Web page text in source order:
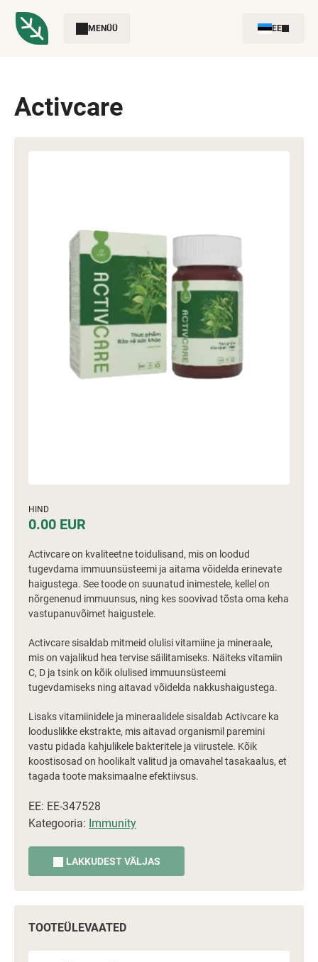
MENÜÜ EE
Activcare
HIND
0.00 EUR
Activcare on kvaliteetne toidulisand, mis on loodud
tugevdama immuunsüsteemi ja aitama võidelda erinevate
haigustega. See toode on suunatud inimestele, kellel on
nõrgenenud immuunsus, ning kes soovivad tõsta oma keha
vastupanuvõimet haigustele.
Activcare sisaldab mitmeid olulisi vitamiine ja mineraale,
mis on vajalikud hea tervise säilitamiseks. Näiteks vitamiin
C, D ja tsink on kõik olulised immuunsüsteemi
tugevdamiseks ning aitavad võidelda nakkushaigustega.
Lisaks vitamiinidele ja mineraalidele sisaldab Activcare ka
looduslikke ekstrakte, mis aitavad organismil paremini
vastu pidada kahjulikele bakteritele ja viirustele. Kõik
koostisosad on hoolikalt valitud ja omavahel tasakaalus, et
tagada toote maksimaalne efektiivsus.
EE: EE-347528
Kategooria: Immunity
LAKKUDEST VÄLJAS
TOOTEÜLEVAATED